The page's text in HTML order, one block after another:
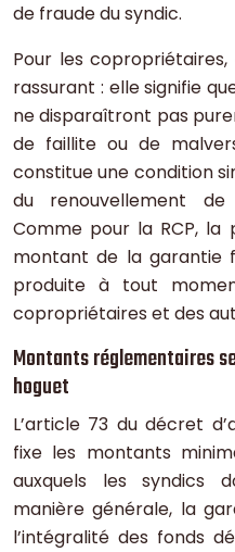
de fraude du syndic.
Pour les
rassurant : elle signifie
ne disparaîtront pas
de faillite ou de
constitue une condition
du renouvellement
Comme pour la RCP, la
montant de la garantie
produite à tout
copropriétaires et des
Montants réglementaires
hoguet
L’article 73 du décret
fixe les montants
auxquels les syndics
manière générale, la
l’intégralité des fonds